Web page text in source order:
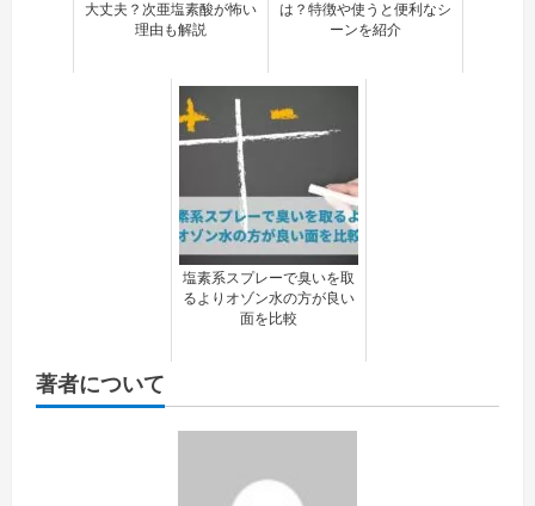
大丈夫？次亜塩素酸が怖い
理由も解説
は？特徴や使うと便利なシ
ーンを紹介
塩素系スプレーで臭いを取
るよりオゾン水の方が良い
面を比較
著者について